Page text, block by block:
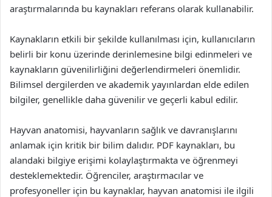
araştırmalarında bu kaynakları referans olarak kullanabilir.
Kaynakların etkili bir şekilde kullanılması için, kullanıcıların
belirli bir konu üzerinde derinlemesine bilgi edinmeleri ve
kaynakların güvenilirliğini değerlendirmeleri önemlidir.
Bilimsel dergilerden ve akademik yayınlardan elde edilen
bilgiler, genellikle daha güvenilir ve geçerli kabul edilir.
Hayvan anatomisi, hayvanların sağlık ve davranışlarını
anlamak için kritik bir bilim dalıdır. PDF kaynakları, bu
alandaki bilgiye erişimi kolaylaştırmakta ve öğrenmeyi
desteklemektedir. Öğrenciler, araştırmacılar ve
profesyoneller için bu kaynaklar, hayvan anatomisi ile ilgili